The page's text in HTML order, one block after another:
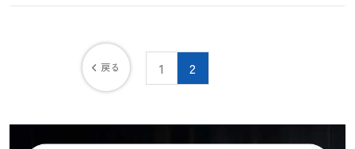
戻る 1 2